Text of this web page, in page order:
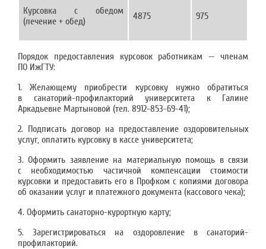
Курсовка с обедом
(лечение + обед)
4875 975
Порядок предоставления курсовок работникам — членам
ПО ИжГТУ:
1. Желающему приобрести курсовку нужно обратиться
в санаторий-профилакторий университета к Галине
Аркадьевне Мартыновой (тел. 8912-853-69-41);
2. Подписать договор на предоставление оздоровительных
услуг, оплатить курсовку в кассе университета;
3. Оформить заявление на материальную помощь в связи
с необходимостью частичной компенсации стоимости
курсовки и предоставить его в Профком с копиями договора
об оказании услуг и платежного документа (кассового чека);
4. Оформить санаторно-курортную карту;
5. Зарегистрироваться на оздоровление в санаторий-
профилакторий.